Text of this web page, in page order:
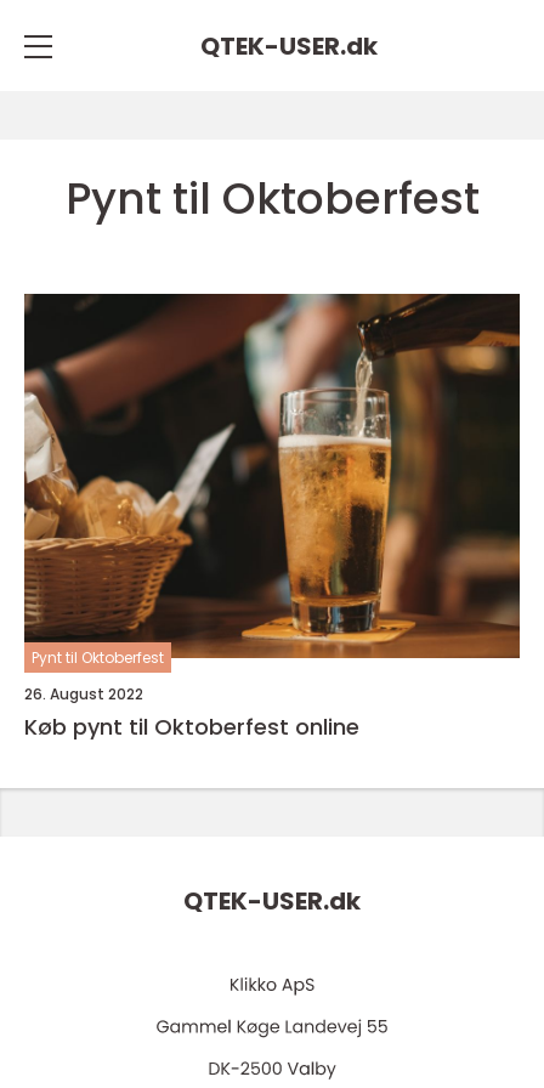
QTEK-USER.dk
Pynt til Oktoberfest
Pynt til Oktoberfest
26. August 2022
Køb pynt til Oktoberfest online
QTEK-USER.dk